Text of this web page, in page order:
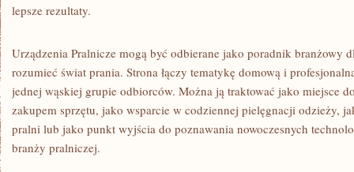
lepsze rezultaty.
Urządzenia Pralnicze mogą być odbierane jako poradnik branżowy
rozumieć świat prania. Strona łączy tematykę domową i
jednej wąskiej grupie odbiorców. Można ją traktować jako miejsce
zakupem sprzętu, jako wsparcie w codziennej pielęgnacji odzieży,
pralni lub jako punkt wyjścia do poznawania nowoczesnych
branży pralniczej.